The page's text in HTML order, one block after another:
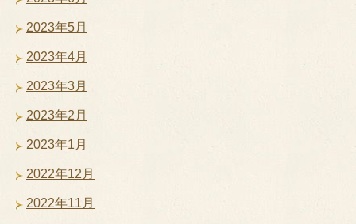
2023年5月
2023年4月
2023年3月
2023年2月
2023年1月
2022年12月
2022年11月